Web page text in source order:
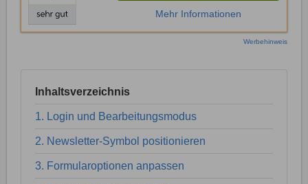
Mehr Informationen
Werbehinweis
Inhaltsverzeichnis
1. Login und Bearbeitungsmodus
2. Newsletter-Symbol positionieren
3. Formularoptionen anpassen